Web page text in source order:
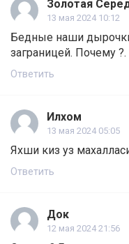
Золотая
13 мая 2024 10:12
Бедные наши
заграницей. Почему ?.
Ответить
Илхом
13 мая 2024 05:05
Яхши киз уз
Ответить
Док
12 мая 2024 21:56